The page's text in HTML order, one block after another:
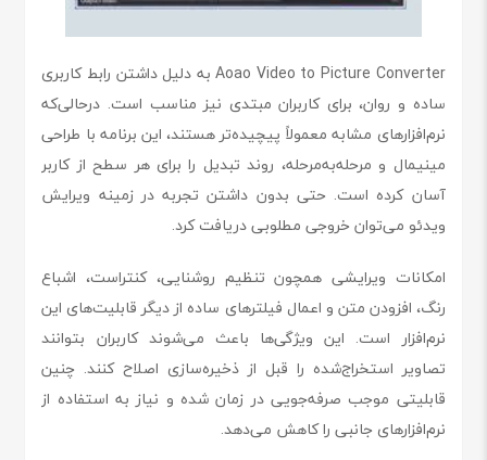
Aoao Video to Picture Converter به دلیل داشتن رابط کاربری
ساده و روان، برای کاربران مبتدی نیز مناسب است. درحالی‌که
نرم‌افزارهای مشابه معمولاً پیچیده‌تر هستند، این برنامه با طراحی
مینیمال و مرحله‌به‌مرحله‌، روند تبدیل را برای هر سطح از کاربر
آسان کرده است. حتی بدون داشتن تجربه در زمینه ویرایش
ویدئو می‌توان خروجی مطلوبی دریافت کرد.
امکانات ویرایشی همچون تنظیم روشنایی، کنتراست، اشباع
رنگ، افزودن متن و اعمال فیلترهای ساده از دیگر قابلیت‌های این
نرم‌افزار است. این ویژگی‌ها باعث می‌شوند کاربران بتوانند
تصاویر استخراج‌شده را قبل از ذخیره‌سازی اصلاح کنند. چنین
قابلیتی موجب صرفه‌جویی در زمان شده و نیاز به استفاده از
نرم‌افزارهای جانبی را کاهش می‌دهد.